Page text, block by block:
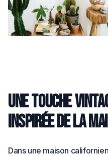
Une touche
inspirée de la
Dans une maison